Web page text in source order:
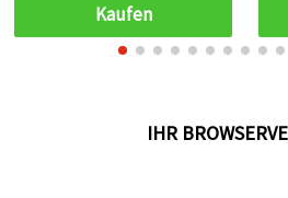
Kaufen
IHR